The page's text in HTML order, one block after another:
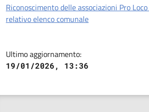
Riconoscimento delle associazioni Pro
relativo elenco comunale
Ultimo aggiornamento:
19/01/2026, 13:36